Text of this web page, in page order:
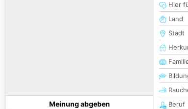
Meinung abgeben
Hier
Land
Stadt
Beruf